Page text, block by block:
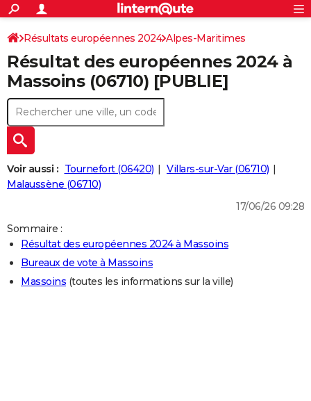
ACTUALITÉS
Politique
Société
Faits Divers
Education
Monde
Villes
+
SPORT
Coupe du monde 2026
Football
Tennis
Cyclisme
Rugby
Forum
Programme TV
TNT
Streaming
Cinéma
Sorties cinéma
Musique
+
FINANCE
Retraite
Impôts
Epargne
Immobilier
Risques naturels par ville
Banque
Assurance
Crédit
AUTO
Essais
Réserver un essai
Citadines
Berlines
SUV
Forum auto
+
HIGH-TECH
Mobiles
Meilleur smartphone
Internet
Ordinateurs
Jeux vidéo
Guide high-tech
+
BRICOLAGE
Guides de France
Escapades
Patrimoine
Expositions
Musées
Week-end nature
LIFESTYLE
Art de vivre
Bien-être
Loisirs
Mode
Modes de vie
Rechercher
S'inscrire
Connexion
Résultats européennes 2024 Alpes-Maritimes
Résultat des européennes 2024 à
Massoins (06710) [PUBLIE]
Voir aussi : Tournefort (06420)
Villars-sur-Var (06710)
Malaussène (06710)
17/06/26 09:28
Sommaire :
Résultat des européennes 2024 à Massoins
Bureaux de vote à Massoins
Massoins (toutes les informations sur la ville)